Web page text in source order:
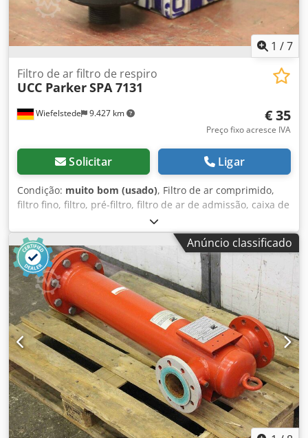
1 /7
Wiefelstede 9.427 km
Filtro de ar filtro de respiro
UCC ParkerSPA 7131
€ 35
Preço fixo acresce IVA
Solicitar Ligar
Condição: muito bom (usado), Filtro de ar comprimido,
filtro fino, filtro, pré-filtro, filtro de ar de admissão, caixa de
filtro de ar, caixa de filtro de ar, filtro de ar do gerador,
filtro de ventilação - Fabricante: UCC Parker, Filtro de ar
Filtro de respiro de ar OVP -Tipo: SPA 7131 AB
Dwodpjvyqugjfx Af Eja -Número: 25x filtros de ar
disponíveis -Preço: por peça -Dimensões da embalagem:
80/80/H75 mm -Peso: 0,1 kg/peça
Anúncio classificado